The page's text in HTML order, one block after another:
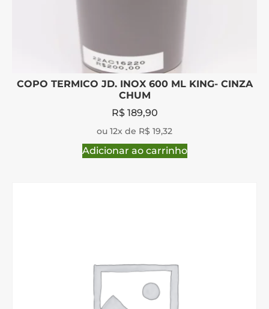
COPO TERMICO JD. INOX 600 ML KING- CINZA
CHUM
R$189,90
ou 12x de R$ 19,32
Adicionar ao carrinho